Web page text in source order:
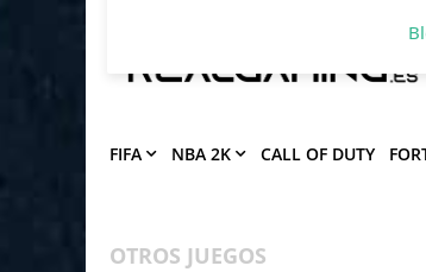
Deja que Gfinity Digital
notificaciones de los
FIFA NBA 2K CALL OF DUTY
OTROS JUEGOS